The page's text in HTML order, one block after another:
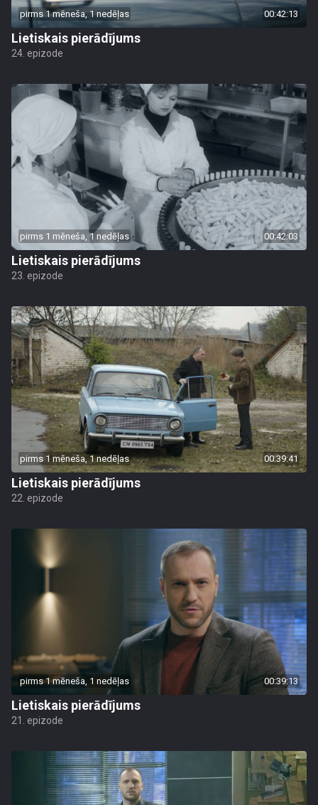
pirms 1 mēneša, 1 nedēļas 00:42:13
Lietiskais pierādījums
24. epizode
pirms 1 mēneša, 1 nedēļas 00:42:03
Lietiskais pierādījums
23. epizode
pirms 1 mēneša, 1 nedēļas 00:39:41
Lietiskais pierādījums
22. epizode
pirms 1 mēneša, 1 nedēļas 00:39:13
Lietiskais pierādījums
21. epizode